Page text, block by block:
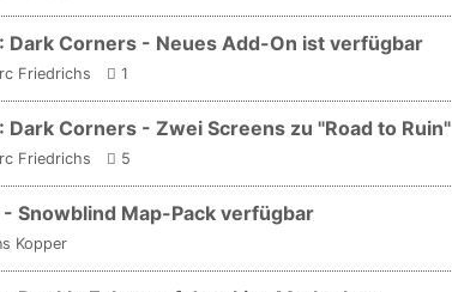
Dark Corners - Neues Add-On ist verfügbar
Friedrichs 1
Dark Corners - Zwei Screens zu "Road to Ruin"
Friedrichs 5
- Snowblind Map-Pack verfügbar
Kopper